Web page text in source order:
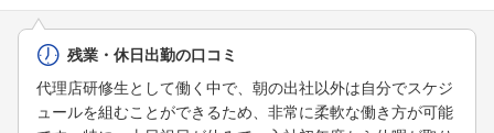
残業・休日出勤の口コミ
代理店研修生として働く中で、朝の出社以外は自分でスケジ
ュールを組むことができるため、非常に柔軟な働き方が可能